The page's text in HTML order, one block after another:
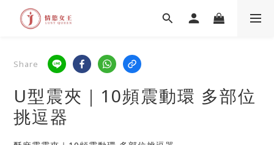
Share
U型震夾｜10頻震動環 多部位
挑逗器